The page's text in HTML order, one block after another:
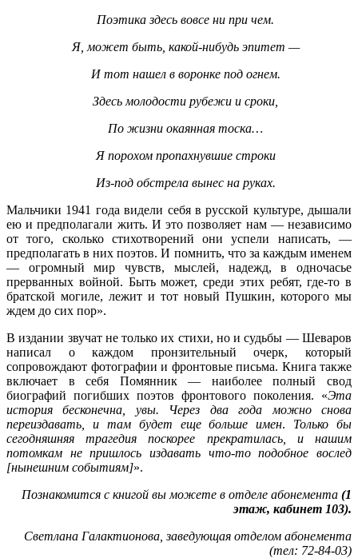
Поэтика здесь вовсе ни при чем.
Я, может быть, какой-нибудь эпитет —
И тот нашел в воронке под огнем.
Здесь молодости рубежи и сроки,
По жизни окаянная тоска…
Я порохом пропахнувшие строки
Из-под обстрела вынес на руках.
Мальчики 1941 года видели себя в русской культуре, дышали
ею и предполагали жить. И это позволяет нам — независимо
от того, сколько стихотворений они успели написать, —
предполагать в них поэтов. И помнить, что за каждым именем
— огромный мир чувств, мыслей, надежд, в одночасье
прерванных войной. Быть может, среди этих ребят, где-то в
братской могиле, лежит и тот новый Пушкин, которого мы
ждем до сих пор».
В издании звучат не только их стихи, но и судьбы — Шеваров
написал о каждом пронзительный очерк, который
сопровождают фотографии и фронтовые письма. Книга также
включает в себя Помянник — наиболее полный свод
биографий погибших поэтов фронтового поколения. «Эта
история бесконечна, увы. Через два года можно снова
переиздавать, и там будет еще больше имен. Только бы
сегодняшняя трагедия поскорее прекратилась, и нашим
потомкам не пришлось издавать что-то подобное вослед
[нынешним событиям]».
Познакомится с книгой вы можете в отделе абонемента (1
этаж, кабинет 103).
Светлана Галактионова, заведующая отделом абонемента
(тел: 72-84-03)